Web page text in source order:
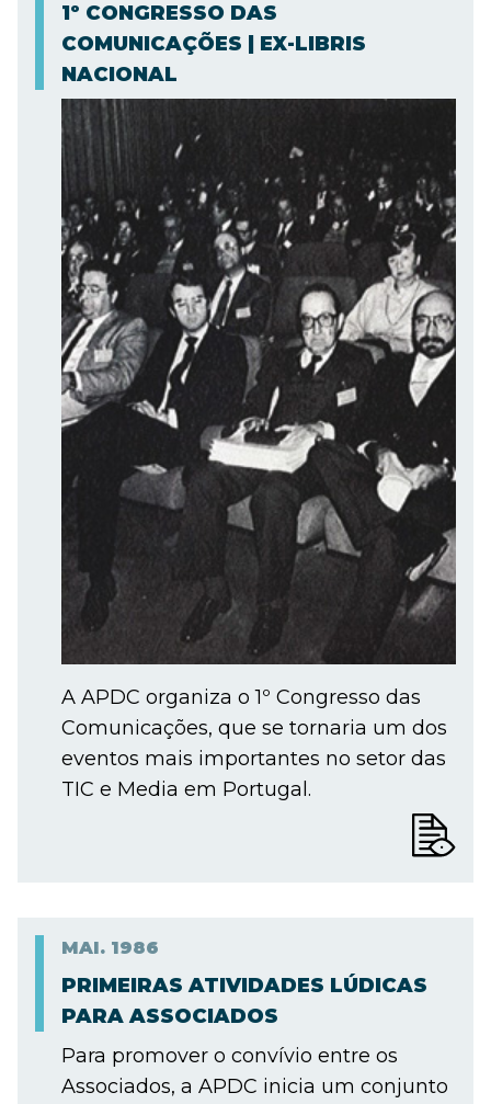
1º CONGRESSO DAS
COMUNICAÇÕES | EX-LIBRIS
NACIONAL
A APDC organiza o 1º Congresso das
Comunicações, que se tornaria um dos
eventos mais importantes no setor das
TIC e Media em Portugal.
MAI. 1986
PRIMEIRAS ATIVIDADES LÚDICAS
PARA ASSOCIADOS
Para promover o convívio entre os
Associados, a APDC inicia um conjunto